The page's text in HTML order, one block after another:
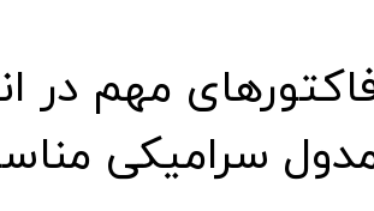
مهم در
سرامیکی